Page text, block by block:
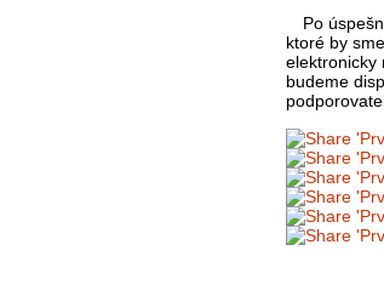
Po
ktoré by
elektronicky
budeme